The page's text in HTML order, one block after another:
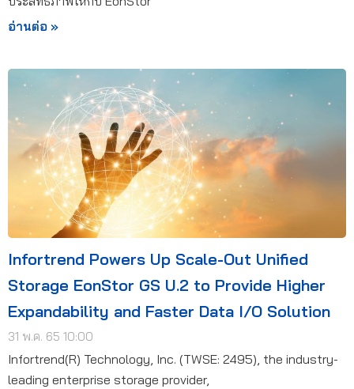
อ่านต่อ »
Infortrend Powers Up Scale-Out Unified
Storage EonStor GS U.2 to Provide Higher
Expandability and Faster Data I/O Solution
31 พ.ค. 65 10:00
Infortrend(R) Technology, Inc. (TWSE: 2495), the industry-
leading enterprise storage provider,